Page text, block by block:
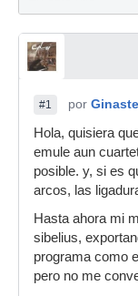
#1 por
Hola, quisiera
emule aun
posible. y, si es
arcos, las
Hasta ahora mi
sibelius,
programa como
pero no me